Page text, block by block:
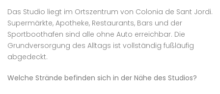
Das Studio liegt im Ortszentrum von Colonia de Sant Jordi.
Supermärkte, Apotheke, Restaurants, Bars und der
Sportboothafen sind alle ohne Auto erreichbar. Die
Grundversorgung des Alltags ist vollständig fußläufig
abgedeckt.
Welche Strände befinden sich in der Nähe des Studios?